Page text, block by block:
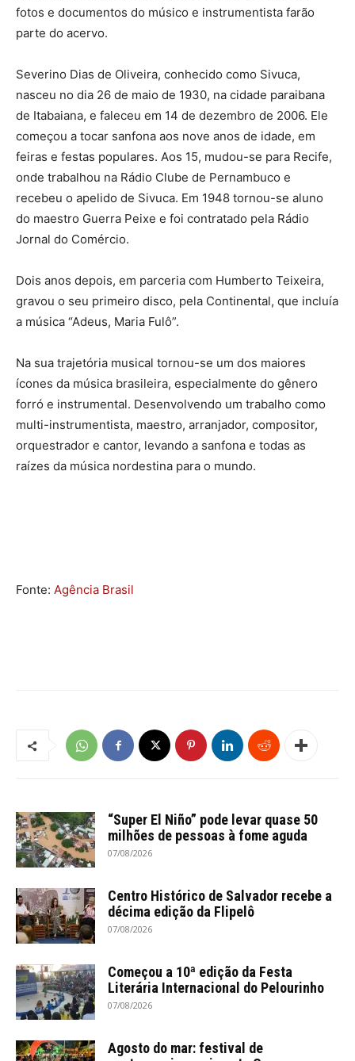
fotos e documentos do músico e instrumentista farão
parte do acervo.
Severino Dias de Oliveira, conhecido como Sivuca,
nasceu no dia 26 de maio de 1930, na cidade paraibana
de Itabaiana, e faleceu em 14 de dezembro de 2006. Ele
começou a tocar sanfona aos nove anos de idade, em
feiras e festas populares. Aos 15, mudou-se para Recife,
onde trabalhou na Rádio Clube de Pernambuco e
recebeu o apelido de Sivuca. Em 1948 tornou-se aluno
do maestro Guerra Peixe e foi contratado pela Rádio
Jornal do Comércio.
Dois anos depois, em parceria com Humberto Teixeira,
gravou o seu primeiro disco, pela Continental, que incluía
a música “Adeus, Maria Fulô”.
Na sua trajetória musical tornou-se um dos maiores
ícones da música brasileira, especialmente do gênero
forró e instrumental. Desenvolvendo um trabalho como
multi-instrumentista, maestro, arranjador, compositor,
orquestrador e cantor, levando a sanfona e todas as
raízes da música nordestina para o mundo.
Fonte: Agência Brasil
“Super El Niño” pode levar quase 50
milhões de pessoas à fome aguda
07/08/2026
Centro Histórico de Salvador recebe a
décima edição da Flipelô
07/08/2026
Começou a 10ª edição da Festa
Literária Internacional do Pelourinho
07/08/2026
Agosto do mar: festival de